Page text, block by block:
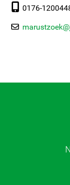
HzE
0176-